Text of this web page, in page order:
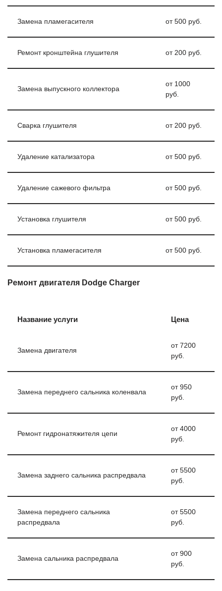
Замена пламегасителя от 500 руб.
Ремонт кронштейна глушителя от 200 руб.
Замена выпускного коллектора
от 1000
руб.
Сварка глушителя от 200 руб.
Удаление катализатора от 500 руб.
Удаление сажевого фильтра от 500 руб.
Установка глушителя от 500 руб.
Установка пламегасителя от 500 руб.
Ремонт двигателя Dodge Charger
Название услуги Цена
Замена двигателя
от 7200
руб.
Замена переднего сальника коленвала
от 950
руб.
Ремонт гидронатяжителя цепи
от 4000
руб.
Замена заднего сальника распредвала
от 5500
руб.
Замена переднего сальника
распредвала
от 5500
руб.
Замена сальника распредвала
от 900
руб.